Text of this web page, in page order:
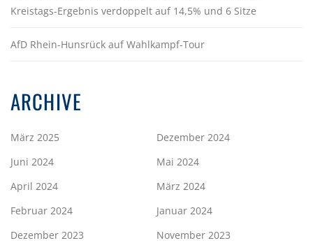
Kreistags-Ergebnis verdoppelt auf 14,5% und 6 Sitze
AfD Rhein-Hunsrück auf Wahlkampf-Tour
ARCHIVE
März 2025
Dezember 2024
Juni 2024
Mai 2024
April 2024
März 2024
Februar 2024
Januar 2024
Dezember 2023
November 2023